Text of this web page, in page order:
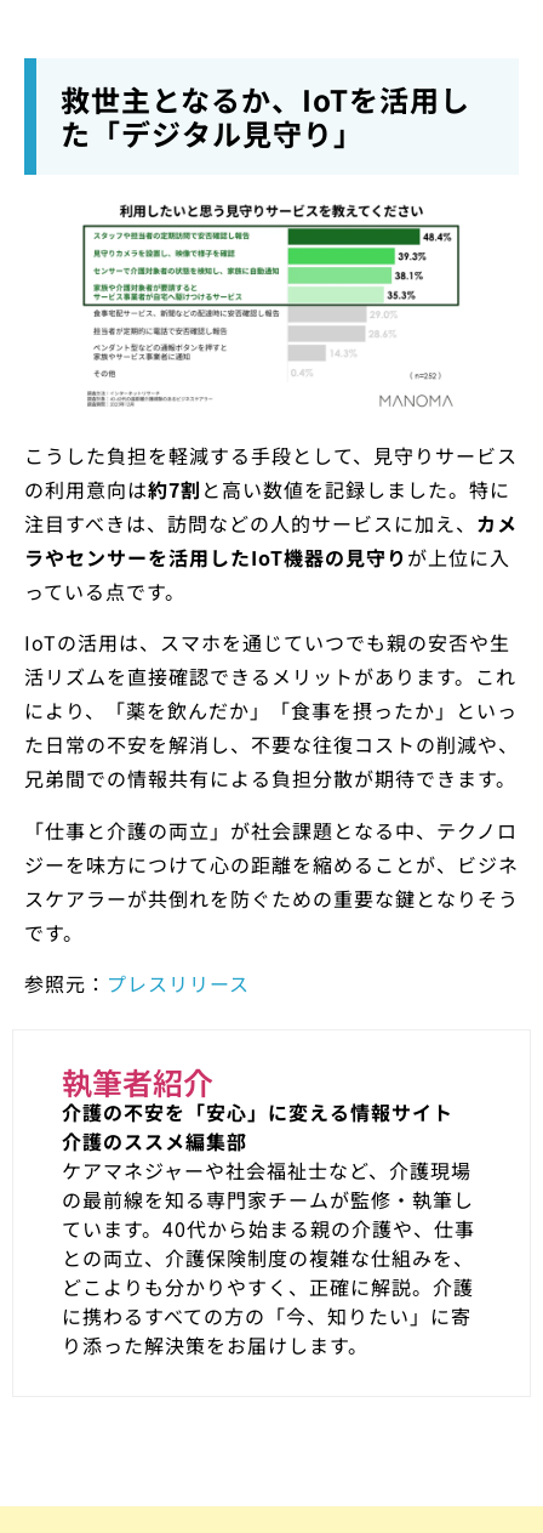
救世主となるか、IoTを活用し
た「デジタル見守り」
こうした負担を軽減する手段として、見守りサービス
の利用意向は約7割 と高い数値を記録しました。特に
注目すべきは、訪問などの人的サービスに加え、 カメ
ラやセンサーを活用したIoT機器の見守り が上位に入
っている点です。
IoTの活用は、スマホを通じていつでも親の安否や生
活リズムを直接確認できるメリットがあります。これ
により、「薬を飲んだか」「食事を摂ったか」といっ
た日常の不安を解消し、不要な往復コストの削減や、
兄弟間での情報共有による負担分散が期待できます。
「仕事と介護の両立」が社会課題となる中、テクノロ
ジーを味方につけて心の距離を縮めることが、ビジネ
スケアラーが共倒れを防ぐための重要な鍵となりそう
です。
参照元： プレスリリース
執筆者紹介
介護の不安を「安心」に変える情報サイト
介護のススメ編集部
ケアマネジャーや社会福祉士など、介護現場
の最前線を知る専門家チームが監修・執筆し
ています。40代から始まる親の介護や、仕事
との両立、介護保険制度の複雑な仕組みを、
どこよりも分かりやすく、正確に解説。介護
に携わるすべての方の「今、知りたい」に寄
り添った解決策をお届けします。